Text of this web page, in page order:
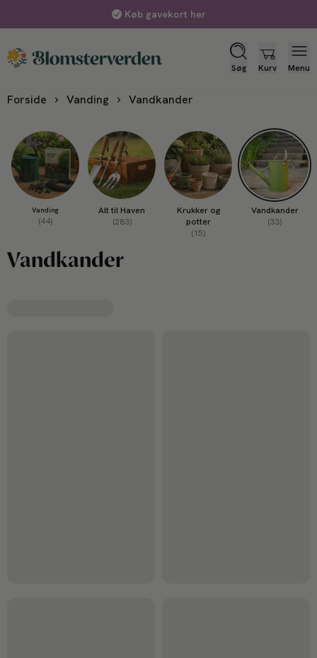
Forudbestil blomsterløg nu - levering til september
Søg Kurv Menu
Forside Vanding Vandkander
Vanding
(44)
Alt til Haven
(283)
Krukker og
potter
(15)
Vandkander
(33)
Vandkander